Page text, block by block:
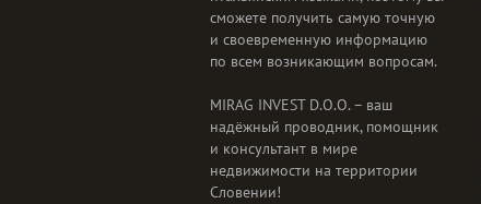
сможете получить самую точную
и своевременную информацию
по всем возникающим вопросам.
MIRAG INVEST D.O.O. – ваш
надёжный проводник, помощник
и консультант в мире
недвижимости на территории
Словении!